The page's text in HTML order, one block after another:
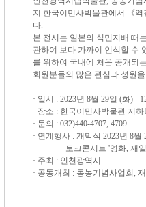
지 한국이민사박물관에서 《
다.
본 전시는 일본의 식민지배 때
관하여 보다 가까이 인식할 수
를 위하여 국내에 처음 공개되
회원분들의 많은 관심과 성원
· 일시 : 2023년 8월 29일 (화) -
· 장소 : 한국이민사박물관 지
· 문의 : 032)440-4707, 4709
· 연계행사 : 개막식 2023년 8월
토크콘서트 '영화, 재일동
· 주최 : 인천광역시
· 공동개최 : 동농기념사업회,